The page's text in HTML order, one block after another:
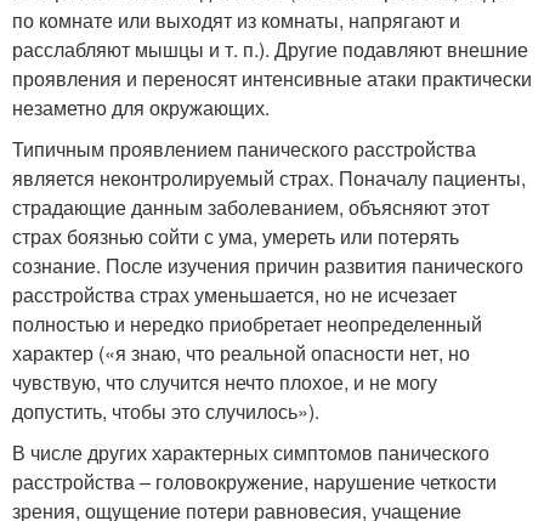
по комнате или выходят из комнаты, напрягают и
расслабляют мышцы и т. п.). Другие подавляют внешние
проявления и переносят интенсивные атаки практически
незаметно для окружающих.
Типичным проявлением панического расстройства
является неконтролируемый страх. Поначалу пациенты,
страдающие данным заболеванием, объясняют этот
страх боязнью сойти с ума, умереть или потерять
сознание. После изучения причин развития панического
расстройства страх уменьшается, но не исчезает
полностью и нередко приобретает неопределенный
характер («я знаю, что реальной опасности нет, но
чувствую, что случится нечто плохое, и не могу
допустить, чтобы это случилось»).
В числе других характерных симптомов панического
расстройства – головокружение, нарушение четкости
зрения, ощущение потери равновесия, учащение